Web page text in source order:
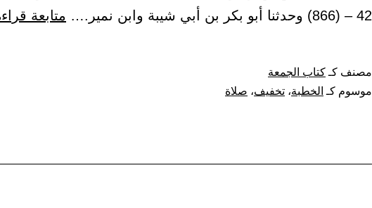
42 – (866) وحدثنا أبو بكر بن أبي شيبة وابن نمير.…
متابعة
مصنف كـ كتاب الجمعة
موسوم كـ الخطبة، تخفيف، صلاة